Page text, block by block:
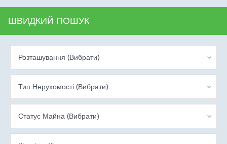
ШВИДКИЙ ПОШУК
Розташування (Вибрати)
Тип Нерухомості (Вибрати)
Статус Майна (Вибрати)